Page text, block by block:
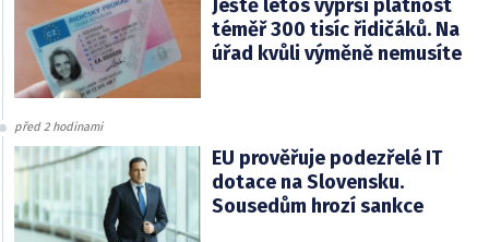
Ještě letos vyprší platnost
téměř 300 tisíc řidičáků. Na
úřad kvůli výměně nemusíte
před 2 hodinami
EU prověřuje podezřelé IT
dotace na Slovensku.
Sousedům hrozí sankce